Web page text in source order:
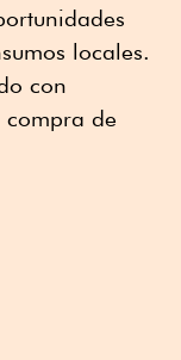
locales.
con
de